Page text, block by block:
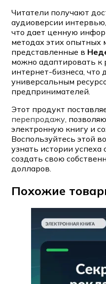
Читатели получают
аудиоверсии интервью,
что дает ценную
методах этих опытных
представленные в
можно адаптировать к
интернет-бизнеса, что
универсальным
предпринимателей.
Этот продукт
перепродажу ,
электронную книгу и
Воспользуйтесь этой
узнать истории успеха
создать свою
долларов.
Похожие